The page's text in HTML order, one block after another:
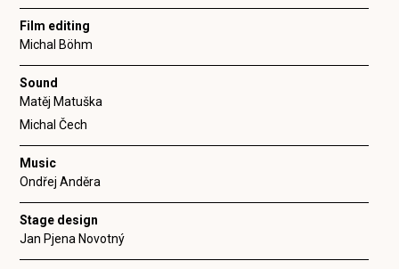
Film editing
Michal Böhm
Sound
Matěj Matuška
Michal Čech
Music
Ondřej Anděra
Stage design
Jan Pjena Novotný